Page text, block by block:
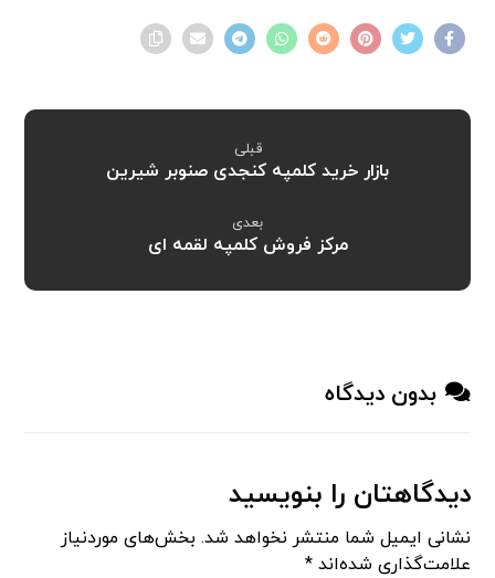
قبلی
بازار خرید کلمپه کنجدی صنوبر شیرین
بعدی
مرکز فروش کلمپه لقمه ای
بدون دیدگاه
دیدگاهتان را بنویسید
نشانی ایمیل شما منتشر نخواهد شد. بخش‌های موردنیاز
علامت‌گذاری شده‌اند*